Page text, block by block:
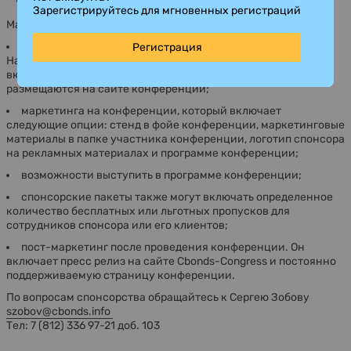
Маркетинговый эффект от спонсорства складывается из:
пре-маркетинга на этапе подготовки конференции.
Наименование компании и ее спонсорский статус
включаются во все рекламные рассылки Cbonds-Congress,
размещаются на сайте конференции;
маркетинга на конференции, который включает
следующие опции: стенд в фойе конференции, маркетинговые
материалы в папке участника конференции, логотип спонсора
на рекламных материалах и программе конференции;
возможности выступить в программе конференции;
спонсорские пакеты также могут включать определенное
количество бесплатных или льготных пропусков для
сотрудников спонсора или его клиентов;
пост-маркетинг после проведения конференции. Он
включает пресс релиз на сайте Cbonds-Congress и постоянно
поддерживаемую страницу конференции.
По вопросам спонсорства обращайтесь к Сергею Зобову
szobov@cbonds.info
Тел: 7 (812) 336 97-21 доб. 103
Зарегистрируйтесь для мгновенных регистраций
Регистрация